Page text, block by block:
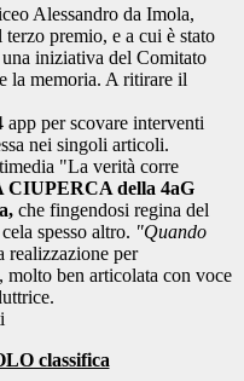
Alessandro da Imola,
premio, e a cui è stato
iniziativa del Comitato
la memoria. A ritirare il
per scovare interventi
nei singoli articoli.
"La verità corre
della 4aG
che fingendosi regina del
spesso altro. "Quando
realizzazione per
molto ben articolata con voce
classifica